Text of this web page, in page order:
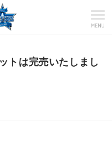
MENU
トは完売いたしまし